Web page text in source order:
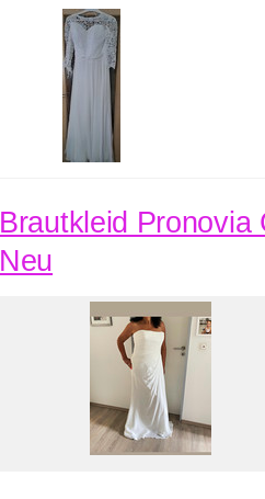
Brautkleid Pronovia
Neu